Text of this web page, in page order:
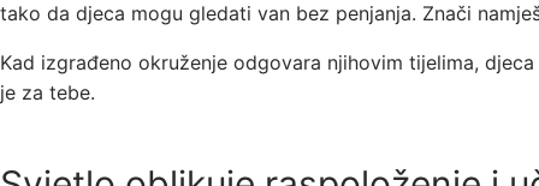
tako da djeca mogu gledati van bez penjanja. Znači
Kad izgrađeno okruženje odgovara njihovim tijelima,
je za tebe.